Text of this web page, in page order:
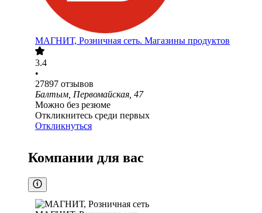
МАГНИТ, Розничная сеть. Магазины продуктов
3.4
•
27897 отзывов
Балтым, Первомайская, 47
Можно без резюме
Откликнитесь среди первых
Откликнуться
Компании для вас